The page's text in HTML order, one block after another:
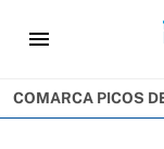
menu
COMARCA PICOS